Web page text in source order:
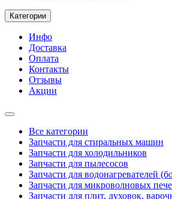
Категории
Инфо
Доставка
Оплата
Контакты
Отзывы
Акции
Все категории
Запчасти для стиральных машин
Запчасти для холодильников
Запчасти для пылесосов
Запчасти для водонагревателей
Запчасти для микроволновых
Запчасти для плит, духовок,